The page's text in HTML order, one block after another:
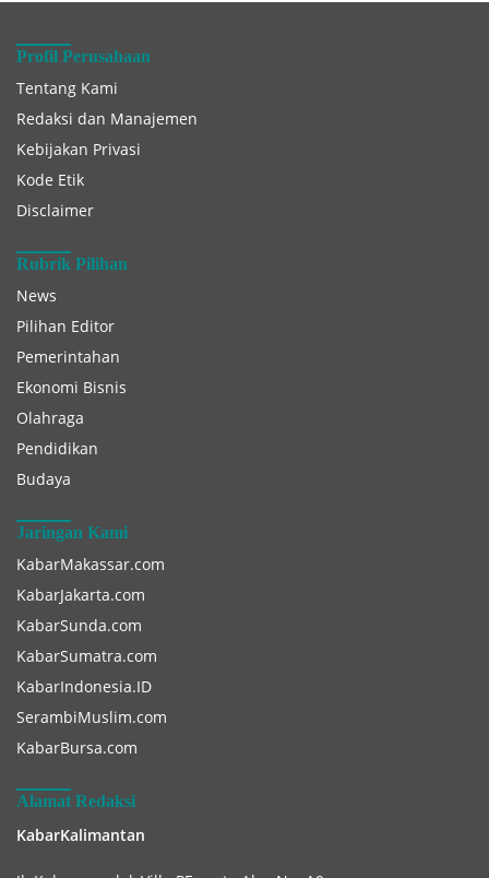
Profil Perusahaan
Tentang Kami
Redaksi dan Manajemen
Kebijakan Privasi
Kode Etik
Disclaimer
Rubrik Pilihan
News
Pilihan Editor
Pemerintahan
Ekonomi Bisnis
Olahraga
Pendidikan
Budaya
Jaringan Kami
KabarMakassar.com
KabarJakarta.com
KabarSunda.com
KabarSumatra.com
KabarIndonesia.ID
SerambiMuslim.com
KabarBursa.com
Alamat Redaksi
KabarKalimantan